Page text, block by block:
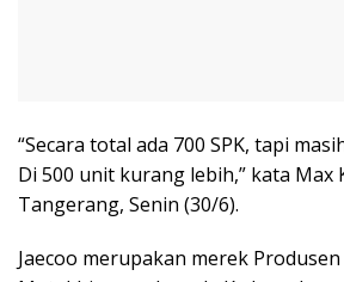
“Secara total ada 700 SPK, tapi
Di 500 unit kurang lebih,” kata Max
Tangerang, Senin (30/6).
Jaecoo merupakan merek